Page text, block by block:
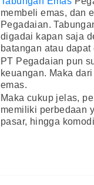
membeli emas, dan
Pegadaian.
digadai kapan saja
batangan atau
PT Pegadaian pun
keuangan. Maka
emas.
Maka cukup jelas,
memiliki perbedaan
pasar, hingga